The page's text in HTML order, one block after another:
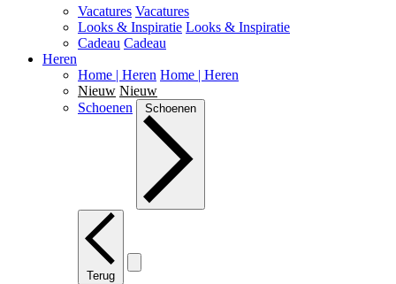
Vacatures Vacatures
Looks & Inspiratie Looks & Inspiratie
Cadeau Cadeau
Heren
Home | Heren Home | Heren
Nieuw Nieuw
Schoenen
Schoenen
Terug